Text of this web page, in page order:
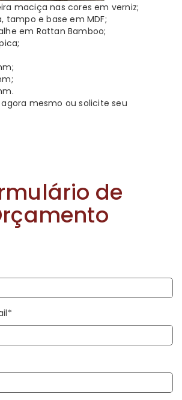
maciça nas cores em verniz;
tampo e base em MDF;
em Rattan Bamboo;
mesmo ou solicite seu
de